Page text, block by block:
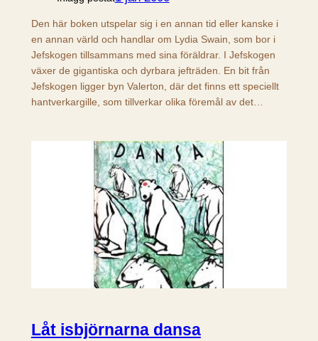
Den här boken utspelar sig i en annan tid eller kanske i
en annan värld och handlar om Lydia Swain, som bor i
Jefskogen tillsammans med sina föräldrar. I Jefskogen
växer de gigantiska och dyrbara jefträden. En bit från
Jefskogen ligger byn Valerton, där det finns ett speciellt
hantverkargille, som tillverkar olika föremål av det…
Låt isbjörnarna dansa